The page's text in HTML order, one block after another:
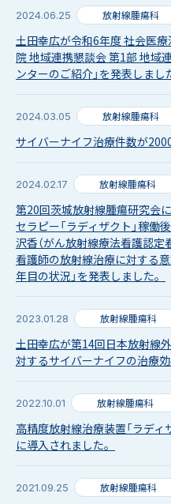
2024.06.25 放射線腫瘍科
土田幸広が令和6年度 社会医
院 地域連携懇談会 第1部 地域
ンターのご紹介」を発表しまし
2024.03.05 放射線腫瘍科
サイバーナイフ治療件数が
2024.02.17 放射線腫瘍科
第20回茨城放射線腫瘍研究会に
セラピー「ラディザクト」稼働
沢香（がん放射線療法看護認定
看護師の放射線治療に対する
年目の状況」を発表しました。
2023.01.28 放射線腫瘍科
土田幸広が第14回日本放射線
対するサイバーナイフの治療効
2022.10.01 放射線腫瘍科
高精度放射線治療装置「ラディ
に導入されました。
2021.09.25 放射線腫瘍科